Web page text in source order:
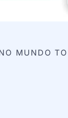
MUNDO